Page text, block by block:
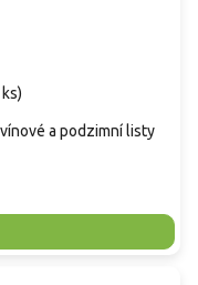
)
a podzimní listy